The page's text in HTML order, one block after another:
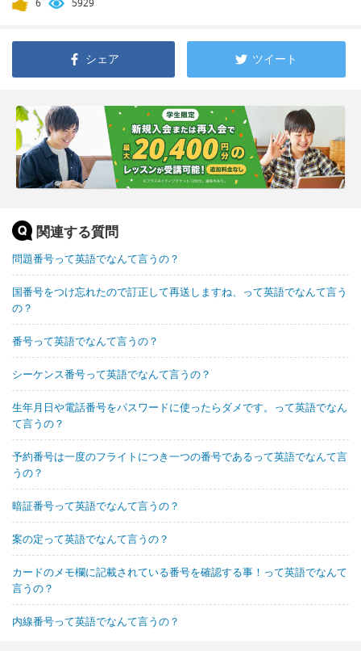
6 5929
シェア ツイート
関連する質問
問題番号って英語でなんて言うの？
国番号をつけ忘れたので訂正して再送しますね、って英語でなんて言う
の？
番号って英語でなんて言うの？
シーケンス番号って英語でなんて言うの？
生年月日や電話番号をパスワードに使ったらダメです。って英語でなん
て言うの？
予約番号は一度のフライトにつき一つの番号であるって英語でなんて言
うの？
暗証番号って英語でなんて言うの？
案の定って英語でなんて言うの？
カードのメモ欄に記載されている番号を確認する事！って英語でなんて
言うの？
内線番号って英語でなんて言うの？